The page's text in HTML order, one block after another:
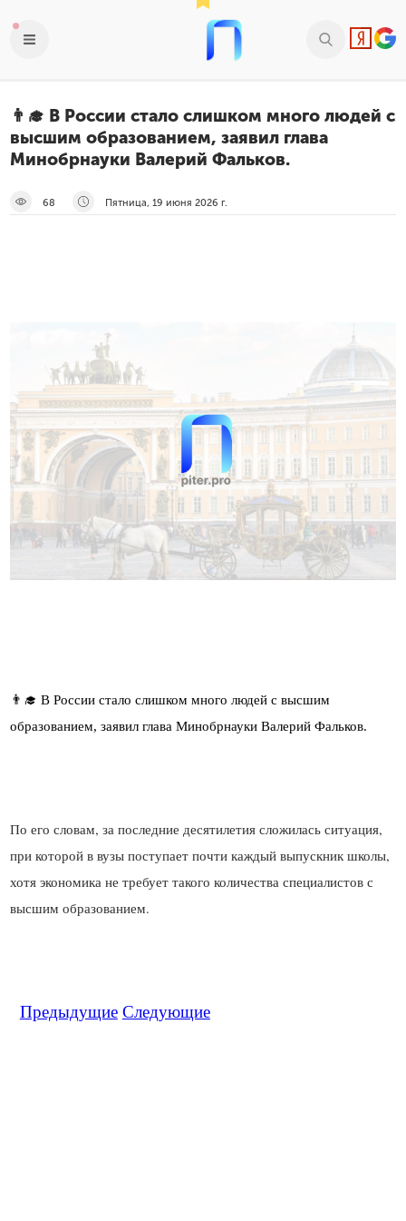
👨‍🎓 В России стало слишком много людей с
высшим образованием, заявил глава
Минобрнауки Валерий Фальков.
68 Пятница, 19 июня 2026 г.
👨‍🎓 В России стало слишком много людей с высшим
По его словам, за последние десятилетия сложилась ситуация,
при которой в вузы поступает почти каждый выпускник школы,
хотя экономика не требует такого количества специалистов с
Предыдущие Следующие